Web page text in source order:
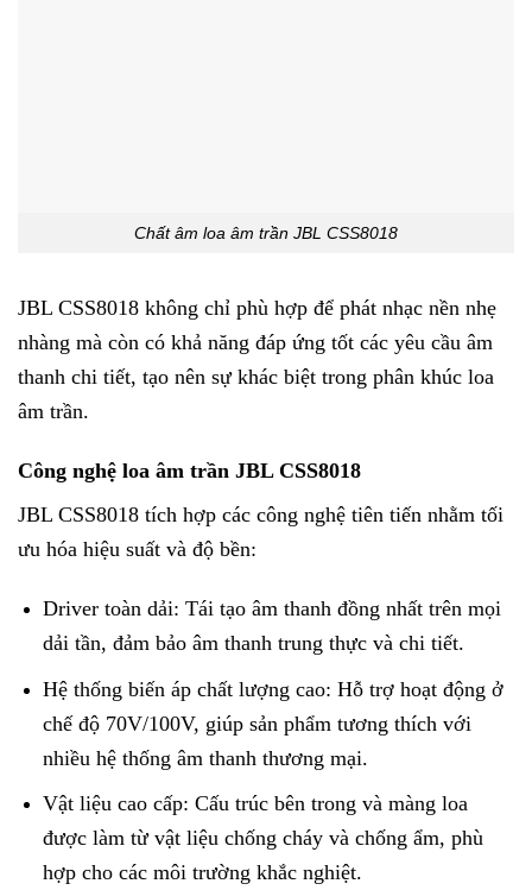
Chất âm loa âm trần JBL CSS8018
JBL CSS8018 không chỉ phù hợp để phát nhạc nền nhẹ
nhàng mà còn có khả năng đáp ứng tốt các yêu cầu âm
thanh chi tiết, tạo nên sự khác biệt trong phân khúc loa
âm trần.
Công nghệ loa âm trần JBL CSS8018
JBL CSS8018 tích hợp các công nghệ tiên tiến nhằm tối
ưu hóa hiệu suất và độ bền:
Driver toàn dải: Tái tạo âm thanh đồng nhất trên mọi
dải tần, đảm bảo âm thanh trung thực và chi tiết.
Hệ thống biến áp chất lượng cao: Hỗ trợ hoạt động ở
chế độ 70V/100V, giúp sản phẩm tương thích với
nhiều hệ thống âm thanh thương mại.
Vật liệu cao cấp: Cấu trúc bên trong và màng loa
được làm từ vật liệu chống cháy và chống ẩm, phù
hợp cho các môi trường khắc nghiệt.